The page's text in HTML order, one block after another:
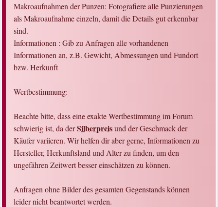
Makroaufnahmen der Punzen: Fotografiere alle Punzierungen
als Makroaufnahme einzeln, damit die Details gut erkennbar
sind.
Informationen : Gib zu Anfragen alle vorhandenen
Informationen an, z.B. Gewicht, Abmessungen und Fundort
bzw. Herkunft
Wertbestimmung:
Beachte bitte, dass eine exakte Wertbestimmung im Forum
schwierig ist, da derSilberpreisund der Geschmack der
Käufer variieren. Wir helfen dir aber gerne, Informationen zu
Hersteller, Herkunftsland und Alter zu finden, um den
ungefähren Zeitwert besser einschätzen zu können.
Anfragen ohne Bilder des gesamten Gegenstands können
leider nicht beantwortet werden.